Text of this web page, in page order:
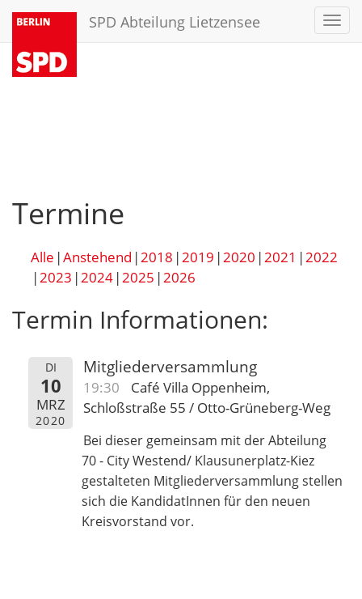
SPD Abteilung Lietzensee
Termine
Alle Anstehend 2018 2019 2020 2021
2022
2023 2024 2025 2026
Termin Informationen:
DI
10
MRZ
2020
Mitgliederversammlung
19:30
Café Villa Oppenheim,
Schloßstraße 55 / Otto-Grüneberg-Weg
Bei dieser gemeinsam mit der Abteilung
70 - City Westend/ Klausunerplatz-Kiez
gestalteten Mitgliederversammlung stellen
sich die KandidatInnen für den neuen
Kreisvorstand vor.